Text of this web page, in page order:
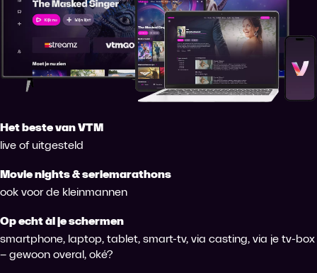
Het beste van VTM
live of uitgesteld
Movie nights & seriemarathons
ook voor de kleinmannen
Op echt àl je schermen
smartphone, laptop, tablet, smart-tv, via casting, via je tv-box
– gewoon overal, oké?